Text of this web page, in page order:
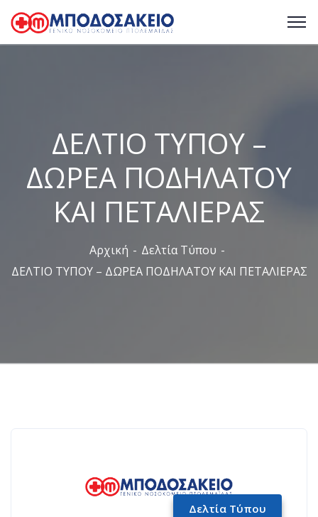
ΔΕΛΤΙΟ ΤΥΠΟΥ –
ΔΩΡΕΑ ΠΟΔΗΛΑΤΟΥ
ΚΑΙ ΠΕΤΑΛΙΕΡΑΣ
Αρχική
Δελτία Τύπου
ΔΕΛΤΙΟ ΤΥΠΟΥ – ΔΩΡΕΑ ΠΟΔΗΛΑΤΟΥ ΚΑΙ ΠΕΤΑΛΙΕΡΑΣ
Δελτία Τύπου